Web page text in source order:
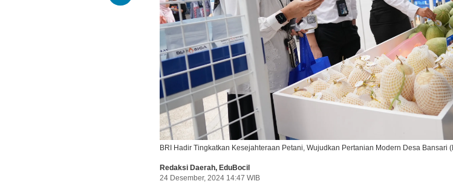
BRI Hadir Tingkatkan Kesejahteraan Petani, Wujudkan Pertanian Modern Desa Bansari
Redaksi Daerah, EduBocil
24 Desember, 2024 14:47 WIB